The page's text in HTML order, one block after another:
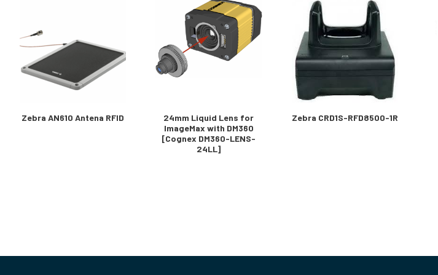
Zebra AN610 Antena RFID
24mm Liquid Lens for
ImageMax with DM360
[Cognex DM360-LENS-
24LL]
Zebra CRD1S-RFD8500-1R